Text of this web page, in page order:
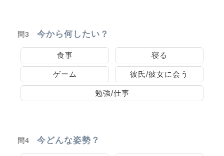
問3 今から何したい？
食事 寝る
ゲーム 彼氏/彼女に会う
勉強/仕事
問4 今どんな姿勢？